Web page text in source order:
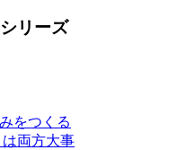
リーズ
をつくる
両方大事